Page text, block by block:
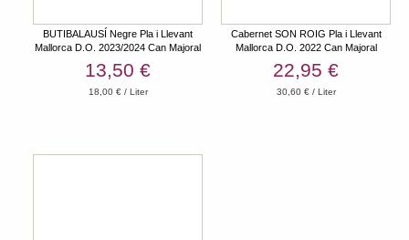
BUTIBALAUSÍ Negre Pla i Llevant
Mallorca D.O. 2023/2024 Can Majoral
13,50 €
18,00 € / Liter
Cabernet SON ROIG Pla i Llevant
Mallorca D.O. 2022 Can Majoral
22,95 €
30,60 € / Liter